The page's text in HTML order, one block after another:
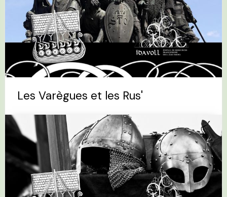
Les Varègues et les Rus'